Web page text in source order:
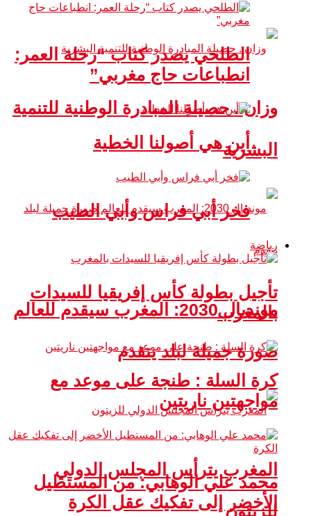
وزان.. حصيلة المبادرة الوطنية للتنمية
البشرية
مونديال 2030: المغرب سيقدم للعالم
صورة جميلة لبلد يتقدم
المغرب يترأس المجلس الدولي
للزيتون
الطلحي يصدر كتاب “رحلة العمر:
انطباعات حاج مغربي”
أين هي أصولنا الخطية
فخر أبي فراس وأبي الطيب
رياضة
تأجيل بطولة كأس إفريقيا للسيدات
بالمغرب
كرة السلة : طنجة على موعد مع
مواجهتين ناريتين
محمد علي الوهابي: من المستطيل
الأخضر إلى تفكيك عقل الكرة